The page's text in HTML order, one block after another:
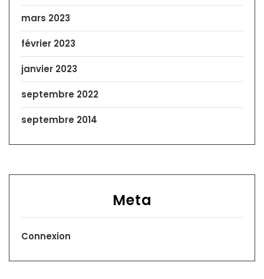
mars 2023
février 2023
janvier 2023
septembre 2022
septembre 2014
Meta
Connexion